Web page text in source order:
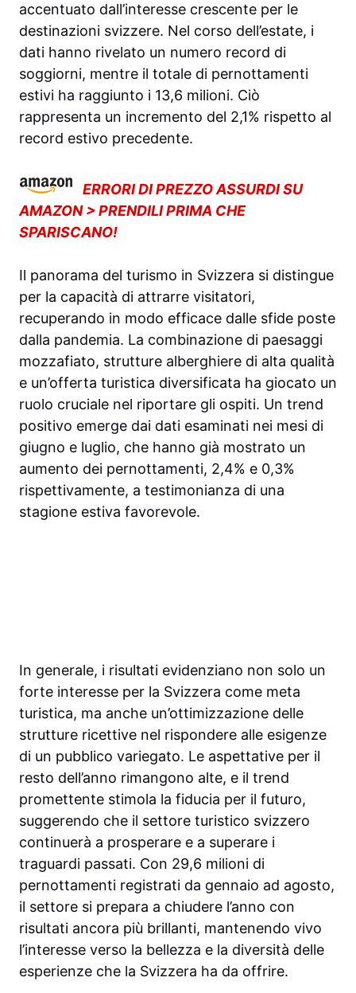
accentuato dall’interesse crescente per le
destinazioni svizzere. Nel corso dell’estate, i
dati hanno rivelato un numero record di
soggiorni, mentre il totale di pernottamenti
estivi ha raggiunto i 13,6 milioni. Ciò
rappresenta un incremento del 2,1% rispetto al
record estivo precedente.
ERRORI DI PREZZO ASSURDI SU
AMAZON > PRENDILI PRIMA CHE
SPARISCANO!
Il panorama del turismo in Svizzera si distingue
per la capacità di attrarre visitatori,
recuperando in modo efficace dalle sfide poste
dalla pandemia. La combinazione di paesaggi
mozzafiato, strutture alberghiere di alta qualità
e un’offerta turistica diversificata ha giocato un
ruolo cruciale nel riportare gli ospiti. Un trend
positivo emerge dai dati esaminati nei mesi di
giugno e luglio, che hanno già mostrato un
aumento dei pernottamenti, 2,4% e 0,3%
rispettivamente, a testimonianza di una
stagione estiva favorevole.
In generale, i risultati evidenziano non solo un
forte interesse per la Svizzera come meta
turistica, ma anche un’ottimizzazione delle
strutture ricettive nel rispondere alle esigenze
di un pubblico variegato. Le aspettative per il
resto dell’anno rimangono alte, e il trend
promettente stimola la fiducia per il futuro,
suggerendo che il settore turistico svizzero
continuerà a prosperare e a superare i
traguardi passati. Con 29,6 milioni di
pernottamenti registrati da gennaio ad agosto,
il settore si prepara a chiudere l’anno con
risultati ancora più brillanti, mantenendo vivo
l’interesse verso la bellezza e la diversità delle
esperienze che la Svizzera ha da offrire.